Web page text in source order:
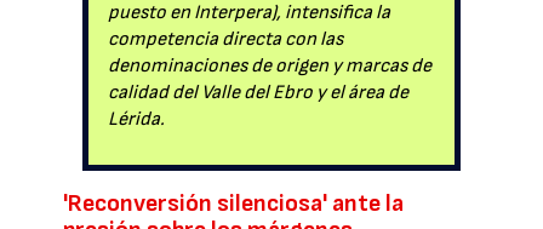
puesto en Interpera), intensifica la
competencia directa con las
denominaciones de origen y marcas de
calidad del Valle del Ebro y el área de
Lérida.
'Reconversión silenciosa' ante la